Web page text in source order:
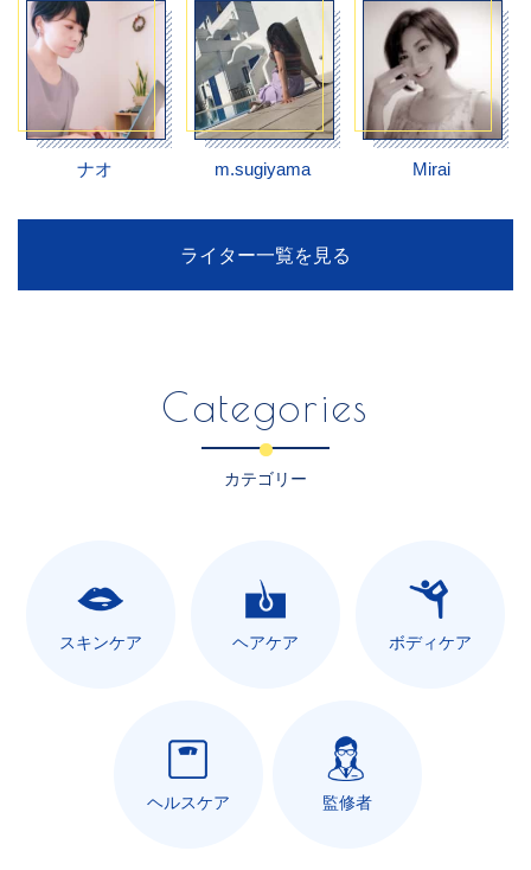
ナオ m.sugiyama Mirai
ライター一覧を見る
Categories
カテゴリー
スキンケア ヘアケア ボディケア
ヘルスケア 監修者